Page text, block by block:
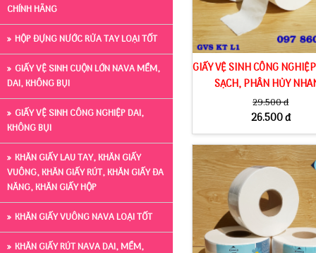
CHÍNH HÃNG
HỘP ĐỰNG NƯỚC RỬA TAY LOẠI TỐT
GIẤY VỆ SINH CUỘN LỚN NAVA MỀM,
DAI, KHÔNG BỤI
GIẤY VỆ SINH CÔNG NGHIỆP DAI,
KHÔNG BỤI
KHĂN GIẤY LAU TAY, KHĂN GIẤY
VUÔNG, KHĂN GIẤY RÚT, KHĂN GIẤY ĐA
NĂNG, KHĂN GIẤY HỘP
KHĂN GIẤY VUÔNG NAVA LOẠI TỐT
KHĂN GIẤY RÚT NAVA DAI, MỀM,
GIẤY VỆ SINH CÔNG
SẠCH, PHÂN HỦY
29.500 đ
26.500 đ